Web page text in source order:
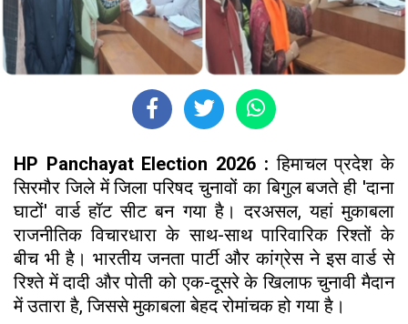
HP Panchayat Election 2026 : हिमाचल प्रदेश के
सिरमौर जिले में जिला परिषद चुनावों का बिगुल बजते ही 'दाना
घाटों' वार्ड हॉट सीट बन गया है। दरअसल, यहां मुकाबला
राजनीतिक विचारधारा के साथ-साथ पारिवारिक रिश्तों के
बीच भी है। भारतीय जनता पार्टी और कांग्रेस ने इस वार्ड से
रिश्ते में दादी और पोती को एक-दूसरे के खिलाफ चुनावी मैदान
में उतारा है, जिससे मुकाबला बेहद रोमांचक हो गया है।